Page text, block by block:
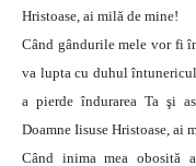
Hristoase, ai milă de mine!
Când gândurile mele vor fi
va lupta cu duhul
a pierde îndurarea Ta şi
Doamne Iisuse Hristoase, ai
Când inima mea obosită